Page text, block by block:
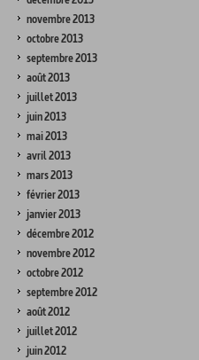
novembre 2013
octobre 2013
septembre 2013
août 2013
juillet 2013
juin 2013
mai 2013
avril 2013
mars 2013
février 2013
janvier 2013
décembre 2012
novembre 2012
octobre 2012
septembre 2012
août 2012
juillet 2012
juin 2012